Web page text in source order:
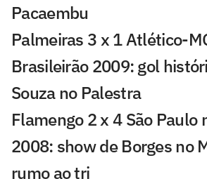
Pacaembu
Palmeiras 3 x 1 Atlético-
Brasileirão 2009: gol
Souza no Palestra
Flamengo 2 x 4 São Paulo
2008: show de Borges no
rumo ao tri